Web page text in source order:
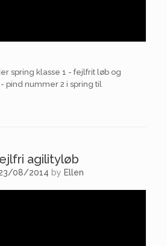
spring klasse 1 - fejlfrit løb og
pind nummer 2 i spring til
agilityløb
08/2014 by Ellen